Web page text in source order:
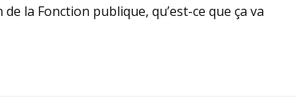
la Fonction publique, qu’est-ce que ça va